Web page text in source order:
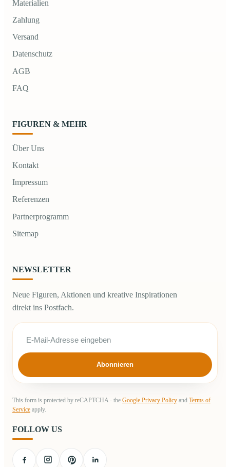
Materialien
Zahlung
Versand
Datenschutz
AGB
FAQ
FIGUREN & MEHR
Über Uns
Kontakt
Impressum
Referenzen
Partnerprogramm
Sitemap
NEWSLETTER
Neue Figuren, Aktionen und kreative Inspirationen
direkt ins Postfach.
Abonnieren
This form is protected by reCAPTCHA - the Google Privacy Policy and Terms of
Service apply.
FOLLOW US